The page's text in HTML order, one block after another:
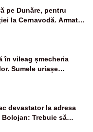
pe Dunăre, pentru
la Cernavodă. Armata
și va devia apa
în vileag șmecheria
Sumele uriașe
român
devastator la adresa
Trebuie să
dar nu șținem omaneii